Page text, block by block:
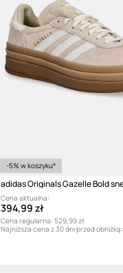
-5% w koszyku*
Cena aktualna:
394,99 zł
Cena regularna: 529,99 zł
Najniższa cena z 30 dni przed obniżką: